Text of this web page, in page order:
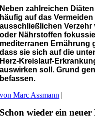
Neben zahlreichen
häufig auf das
ausschließlichen
oder Nährstoffen
mediterranen Ernährung
dass sie sich auf die
Herz-Kreislauf-
auswirken soll. Grund
befassen.
von Marc Assmann |
Schon wieder ein